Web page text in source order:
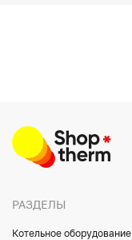
РАЗДЕЛЫ
Котельное оборудование